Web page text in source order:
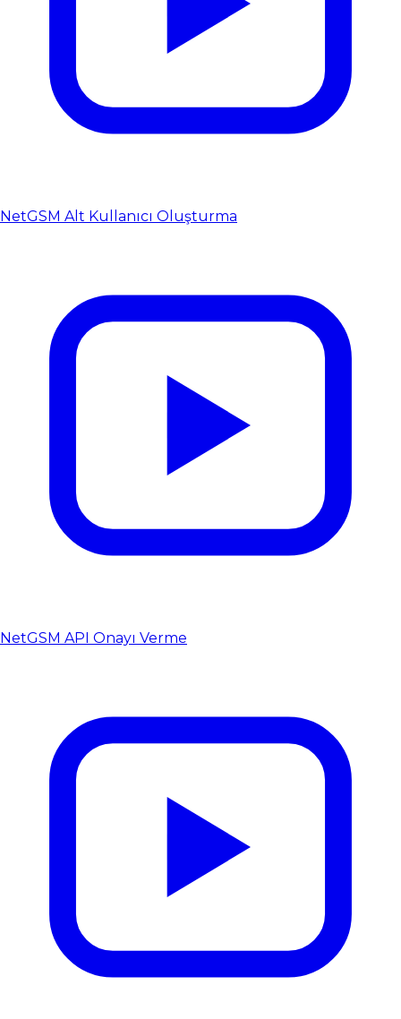
NetGSM Alt Kullanıcı Oluşturma
NetGSM API Onayı Verme